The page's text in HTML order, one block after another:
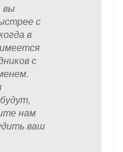
вы
с
в
с
нам
ваш